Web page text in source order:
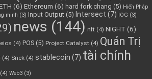
(6) Ethereum (6) hard fork chang (5) Hiến Pháp
minh (3) Input Output (5) Intersect (7) IOG (3)
news (144) nft (4) NIGHT (6)
(4) POS (5) Project Catalyst (4) Quản Trị
(4) Snek (4) stablecoin (7) tài chính
(4) Web3 (3)